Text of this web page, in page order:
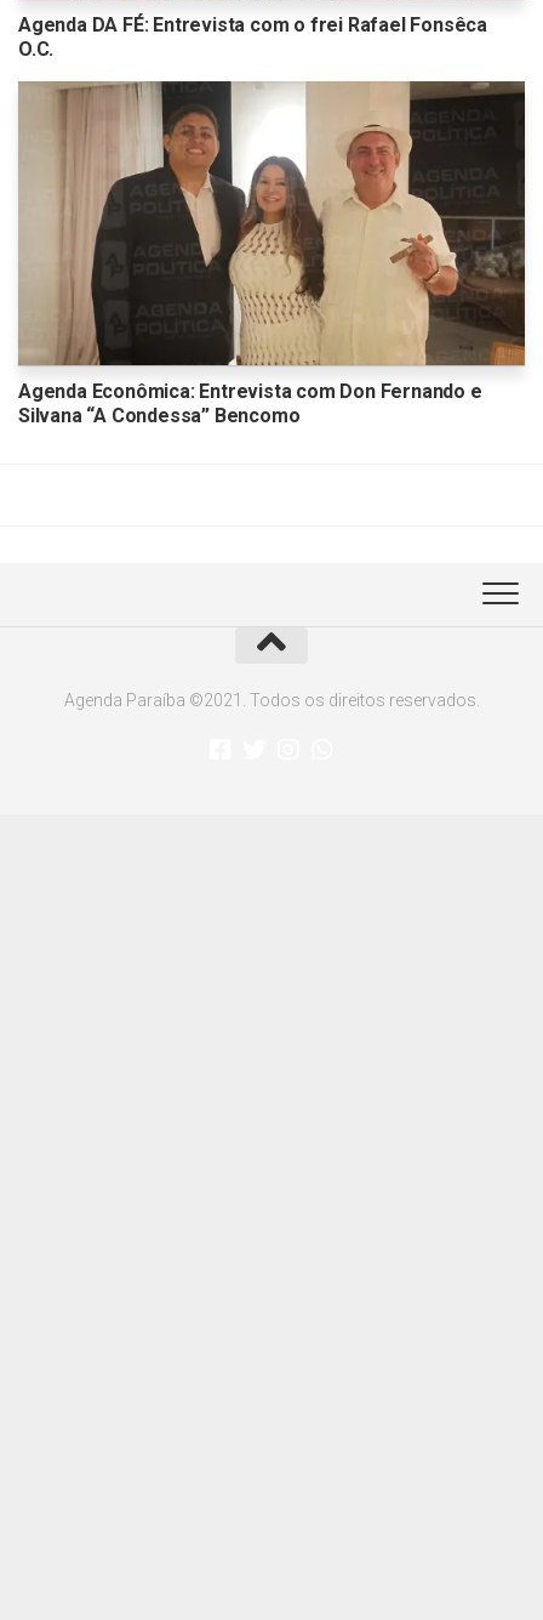
Agenda DA FÉ: Entrevista com o frei Rafael Fonsêca
O.C.
Agenda Econômica: Entrevista com Don Fernando e
Silvana “A Condessa” Bencomo
Agenda Paraíba ©2021. Todos os direitos reservados.